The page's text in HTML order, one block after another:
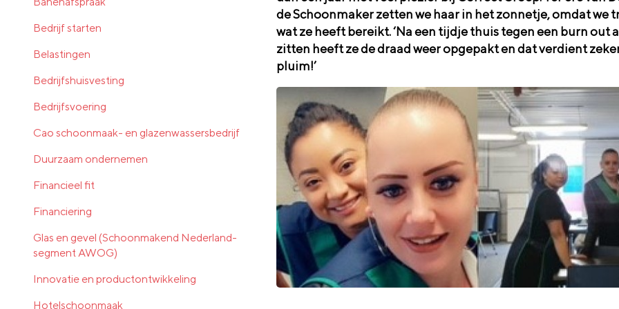
de Schoonmaker zetten we haar in het zonnetje, omdat we
wat ze heeft bereikt. ‘Na een tijdje thuis tegen een burn out
zitten heeft ze de draad weer opgepakt en dat verdient
pluim!’
Bedrijf starten
Belastingen
Bedrijfshuisvesting
Bedrijfsvoering
Cao schoonmaak- en glazenwassersbedrijf
Duurzaam ondernemen
Financieel fit
Financiering
Glas en gevel (Schoonmakend Nederland-
segment AWOG)
Innovatie en productontwikkeling
Hotelschoonmaak